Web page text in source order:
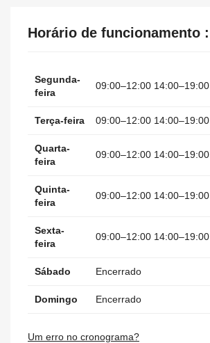
Horário de funcionamento :
Segunda-
feira
09:00–12:00 14:00–19:00
Terça-feira 09:00–12:00 14:00–19:00
Quarta-
feira
09:00–12:00 14:00–19:00
Quinta-
feira
09:00–12:00 14:00–19:00
Sexta-
feira
09:00–12:00 14:00–19:00
Sábado Encerrado
Domingo Encerrado
Um erro no cronograma?